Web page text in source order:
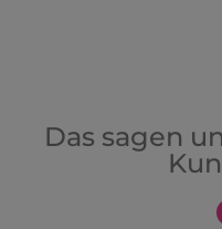
Das sagen